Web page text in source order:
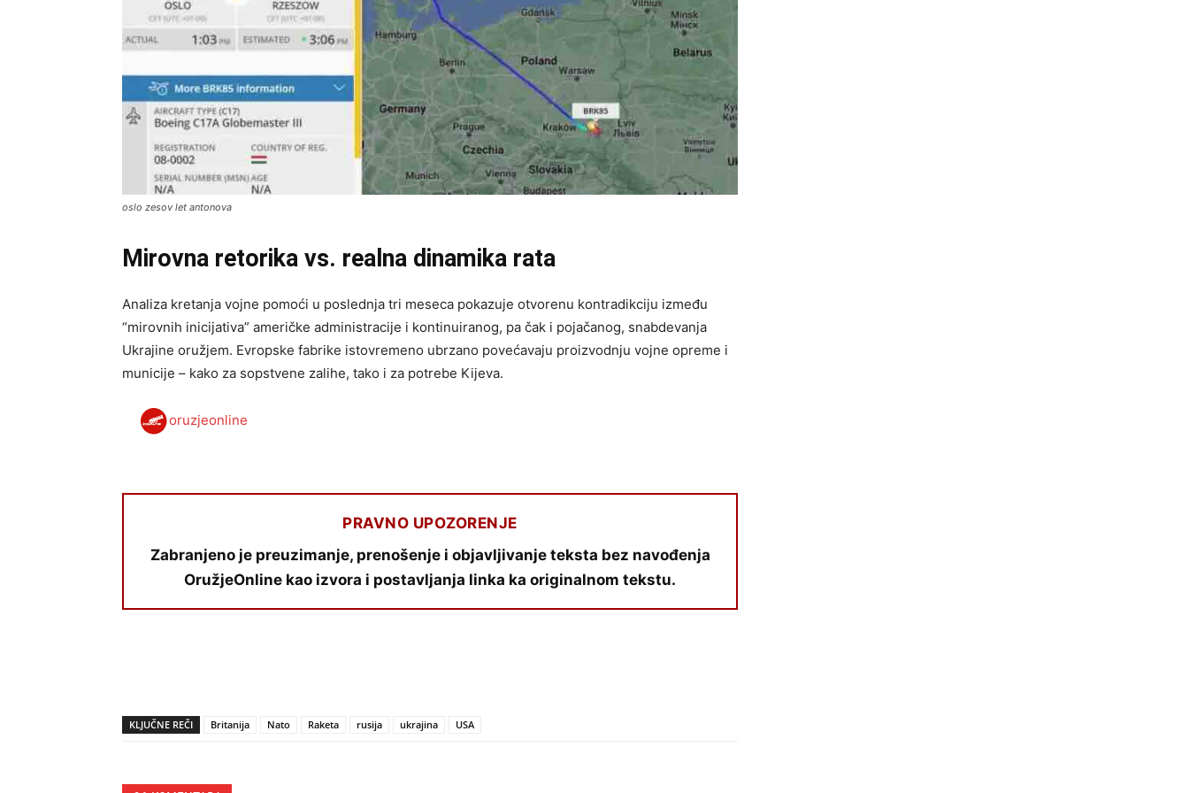
oslo zesov let antonova
Mirovna retorika vs. realna dinamika rata
Analiza kretanja vojne pomoći u poslednja tri meseca pokazuje otvorenu kontradikciju između
“mirovnih inicijativa” američke administracije i kontinuiranog, pa čak i pojačanog, snabdevanja
Ukrajine oružjem. Evropske fabrike istovremeno ubrzano povećavaju proizvodnju vojne opreme i
municije – kako za sopstvene zalihe, tako i za potrebe Kijeva.
oruzjeonline
PRAVNO UPOZORENJE
Zabranjeno je preuzimanje, prenošenje i objavljivanje teksta bez navođenja
OružjeOnline kao izvora i postavljanja linka ka originalnom tekstu.
KLJUČNE REČI Britanija Nato Raketa rusija ukrajina USA